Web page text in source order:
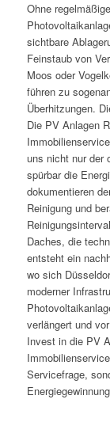
Ohne
sichtbare
Feinstaub von
Moos oder
führen zu
Überhitzungen.
Die PV Anlagen
uns nicht nur der
spürbar die
dokumentieren
Reinigung und
Daches, die
entsteht ein
wo sich
moderner
verlängert und
Invest in die PV
Servicefrage,